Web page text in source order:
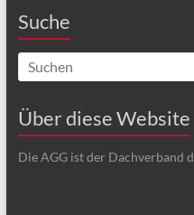
Suche
Über diese Website
Die AGG ist der Dachverband